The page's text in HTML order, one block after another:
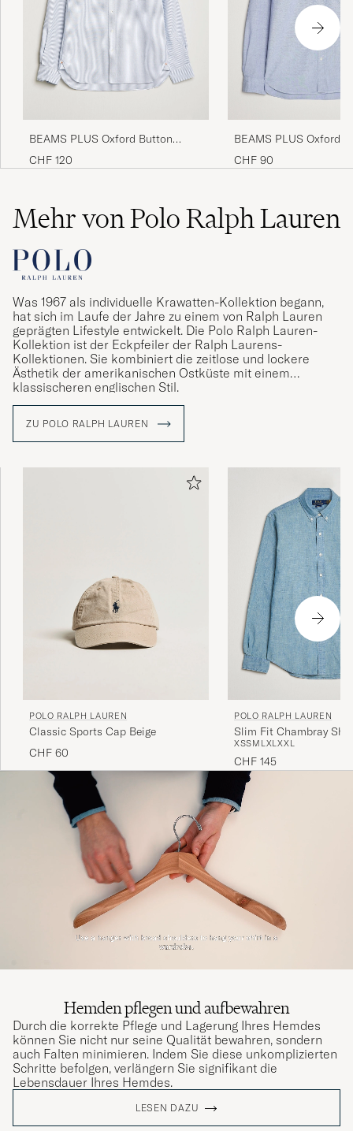
BEAMS PLUS Oxford Button
Down Shirt Blue Stripe
CHF 120
BEAMS PLUS Oxford
Down Shirt Light Blue
CHF 90
Mehr von Polo Ralph Lauren
Was 1967 als individuelle Krawatten-Kollektion begann,
hat sich im Laufe der Jahre zu einem von Ralph Lauren
geprägten Lifestyle entwickelt. Die Polo Ralph Lauren-
Kollektion ist der Eckpfeiler der Ralph Laurens-
Kollektionen. Sie kombiniert die zeitlose und lockere
Ästhetik der amerikanischen Ostküste mit einem
klassischeren englischen Stil.
ZU POLO RALPH LAUREN
POLO RALPH LAUREN
Classic Sports Cap Beige
CHF 60
POLO RALPH LAUREN
Slim Fit Chambray
XSSM LXLXXL
CHF 145
Hemden pflegen und aufbewahren
Durch die korrekte Pflege und Lagerung Ihres Hemdes
können Sie nicht nur seine Qualität bewahren, sondern
auch Falten minimieren. Indem Sie diese unkomplizierten
Schritte befolgen, verlängern Sie signifikant die
Lebensdauer Ihres Hemdes.
LESEN DAZU